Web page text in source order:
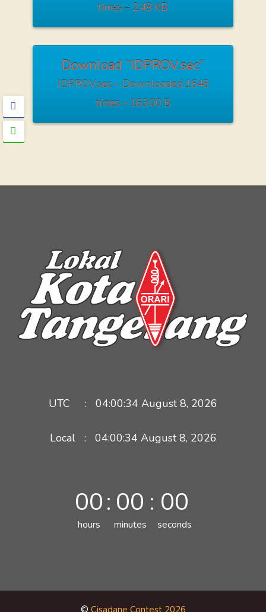
times – 2.48 KB
Download “IDPROV.sec”
IDPROV.sec – Downloaded 1648
times – 163.00 B
UTC : 04:00:34 August 8, 2026
Local : 04:00:34 August 8, 2026
00
hours
: 00
minutes
: 00
seconds
© Cisadane Contest 2026